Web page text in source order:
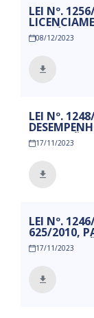
LEI Nº.
NO TÍTULO
25 DE
CÓDIGO
08/12/2023
LEI Nº.
EDUCAÇÃO
À
17/11/2023
LEI Nº.
625/2010,
MEIO
17/11/2023